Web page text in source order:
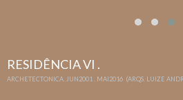
RESIDÊNCIA VI .
ARCHETECTONICA. JUN2001 . MAI2016 (ARQS. LUIZE